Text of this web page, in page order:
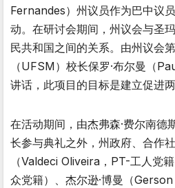
Fernandes）州议员作为巴中议
动。在研讨会期间，州议会与圣
民共和国之间的关系。由州议会
（UFSM）校长保罗·布尔曼（
讲话，此项目的目标是建立促进
在活动期间，由杰弗森·费尔南
长参与典礼之外，州政府、合作
（Valdeci Oliveira，PT-工人党
众党籍）、杰尔逊·博曼（